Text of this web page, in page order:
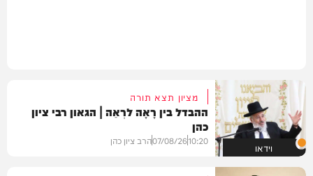
וידאו
מציון תצא תורה
ההבדל בין רָאָה לרְאֵה | הגאון רבי ציון
כהן
10:20
07/08/26הרב ציון כהן